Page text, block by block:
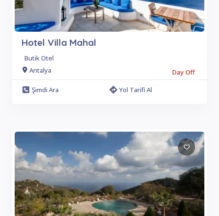
Hotel Villa Mahal
Butik Otel
Antalya
Day Off
Şimdi Ara
Yol Tarifi Al